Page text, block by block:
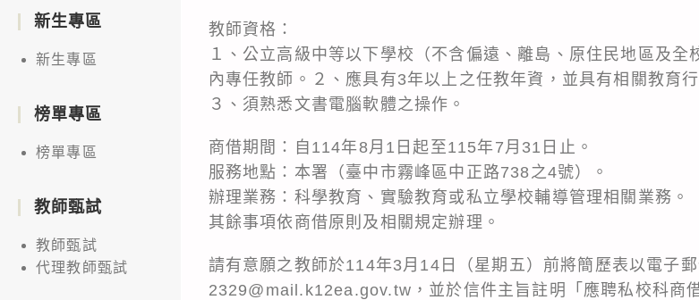
教師資格：
１、公立高級中等以下學校（不含偏遠、離島、原住民地區及全
內專任教師。２、應具有3年以上之任教年資，並具有相關教育
３、須熟悉文書電腦軟體之操作。
商借期間：自114年8月1日起至115年7月31日止。
服務地點：本署（臺中市霧峰區中正路738之4號）。
辦理業務：科學教育、實驗教育或私立學校輔導管理相關業務。
其餘事項依商借原則及相關規定辦理。
請有意願之教師於114年3月14日（星期五）前將簡歷表以電子
2329@mail.k12ea.gov.tw，並於信件主旨註明「應聘私校科商
新生專區
新生專區
榜單專區
榜單專區
教師甄試
教師甄試
代理教師甄試